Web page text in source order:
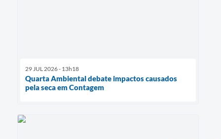
29 JUL 2026 - 13h18
Quarta Ambiental debate impactos causados
pela seca em Contagem